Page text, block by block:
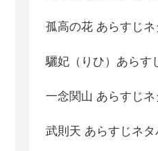
孤高の花 あらすじネ
驪妃（りひ）あらす
一念関山 あらすじネ
武則天 あらすじネタ